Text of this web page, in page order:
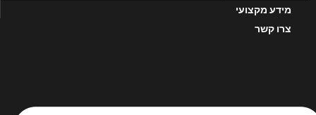
מידע מקצועי
צרו קשר